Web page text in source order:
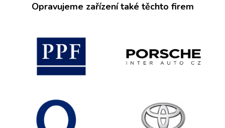
Opravujeme zařízení také těchto firem